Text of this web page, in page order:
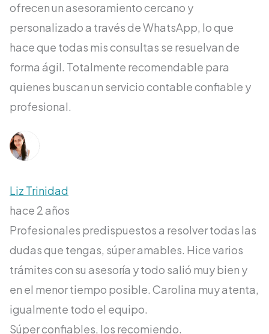
ofrecen un asesoramiento cercano y
personalizado a través de WhatsApp, lo que
hace que todas mis consultas se resuelvan de
forma ágil. Totalmente recomendable para
quienes buscan un servicio contable confiable y
profesional.
Liz Trinidad
hace 2 años
Profesionales predispuestos a resolver todas las
dudas que tengas, súper amables. Hice varios
trámites con su asesoría y todo salió muy bien y
en el menor tiempo posible. Carolina muy atenta,
igualmente todo el equipo.
Súper confiables, los recomiendo.